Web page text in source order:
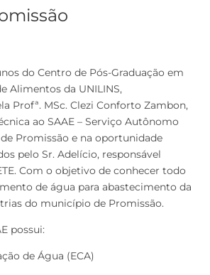
do Centro de Pós-Graduação em
Alimentos da UNILINS,
Profª. MSc. Clezi Conforto Zambon,
ao SAAE – Serviço Autônomo
Promissão e na oportunidade
pelo Sr. Adelício, responsável
Com o objetivo de conhecer todo
de água para abastecimento da
do município de Promissão.
possui:
de Água (ECA)